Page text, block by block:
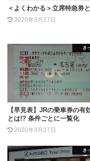
＜よくわかる＞立席特急券
2020年3月27日
き
【早見表】JRの乗車券の有
とは!? 条件ごとに一覧化
2020年3月27日
き